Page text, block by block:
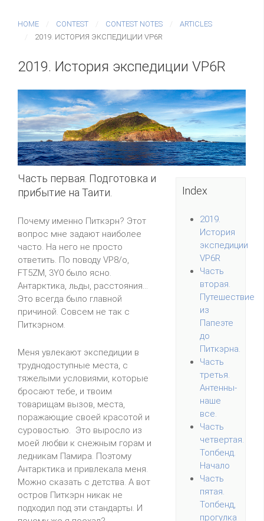
HOME CONTEST CONTEST NOTES
ARTICLES
2019. ИСТОРИЯ ЭКСПЕДИЦИИ VP6R
2019. История экспедиции VP6R
Index
2019.
История
экспедиции
VP6R
Часть
вторая.
Путешествие
из
Папеэте
до
Питкэрна.
Часть
третья.
Антенны-
наше
все.
Часть
четвертая.
Топбенд.
Начало
Часть
пятая.
Топбенд,
прогулка
Часть первая. Подготовка и
прибытие на Таити.
Почему именно Питкэрн? Этот
вопрос мне задают наиболее
часто. На него не просто
ответить. По поводу VP8/o,
FT5ZM, 3Y0 было ясно.
Антарктика, льды, расстояния...
Это всегда было главной
причиной. Совсем не так с
Питкэрном.
Меня увлекают экспедиции в
труднодоступные места, с
тяжелыми условиями, которые
бросают тебе, и твоим
товарищам вызов, места,
поражающие своей красотой и
суровостью. Это выросло из
моей любви к снежным горам и
ледникам Памира. Поэтому
Антарктика и привлекала меня.
Можно сказать с детства. А вот
остров Питкэрн никак не
подходил под эти стандарты. И